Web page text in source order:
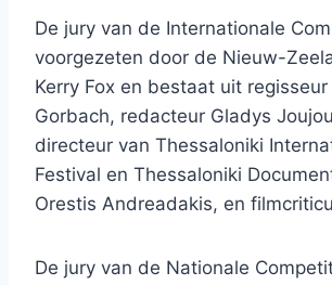
De jury van de Internationale
voorgezeten door de Nieuw-
Kerry Fox en bestaat uit regisseur
Gorbach, redacteur Gladys
directeur van Thessaloniki
Festival en Thessaloniki
Orestis Andreadakis, en
De jury van de Nationale